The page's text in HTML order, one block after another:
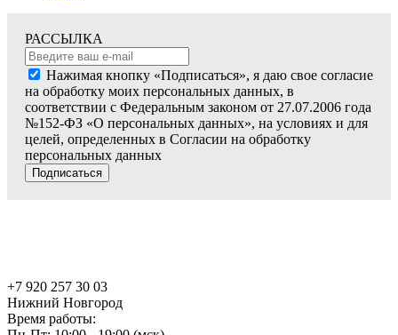
РАССЫЛКА
Нажимая кнопку «Подписаться», я даю свое согласие
на обработку моих персональных данных, в
соответствии с Федеральным законом от 27.07.2006 года
№152-ФЗ «О персональных данных», на условиях и для
целей, определенных в Согласии на обработку
персональных данных
Подписаться
+7 920 257 30 03
Нижний Новгород
Время работы: